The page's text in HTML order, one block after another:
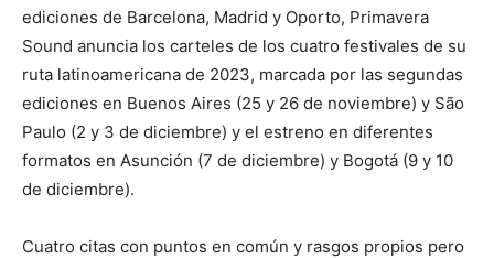
ediciones de Barcelona, Madrid y Oporto, Primavera
Sound anuncia los carteles de los cuatro festivales de su
ruta latinoamericana de 2023, marcada por las segundas
ediciones en Buenos Aires (25 y 26 de noviembre) y São
Paulo (2 y 3 de diciembre) y el estreno en diferentes
formatos en Asunción (7 de diciembre) y Bogotá (9 y 10
de diciembre).
Cuatro citas con puntos en común y rasgos propios pero